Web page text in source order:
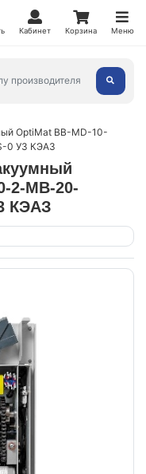
Кабинет Корзина Меню
OptiMat BB-MD-10-
0 У3 КЭАЗ
2-MB-20-
КЭАЗ